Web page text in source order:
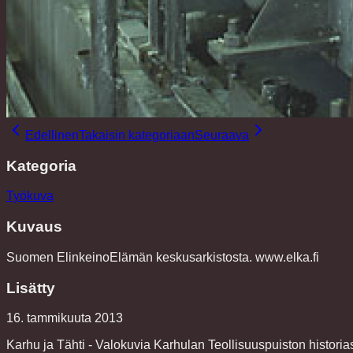
EdellinenTakaisin kategoriaanSeuraava
Kategoria
Työkuva
Kuvaus
Suomen ElinkeinoElämän keskusarkistosta. www.elka.fi
Lisätty
16. tammikuuta 2013
Karhu ja Tähti - Valokuvia Karhulan Teollisuuspuiston